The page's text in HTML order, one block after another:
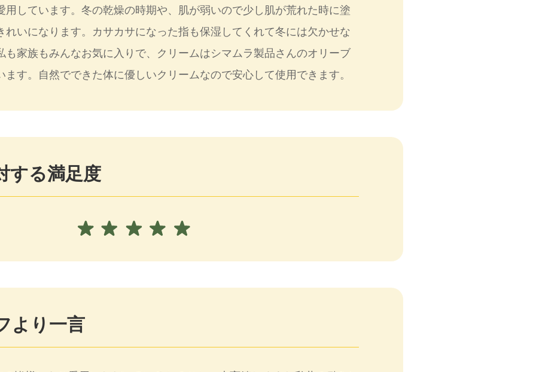
用しています。冬の乾燥の時期や、肌が弱いので少し肌が荒れた時に塗
れいになります。カサカサになった指も保湿してくれて冬には欠かせな
も家族もみんなお気に入りで、クリームはシマムラ製品さんのオリーブ
ます。自然でできた体に優しいクリームなので安心して使用できます。
する満足度
より一言